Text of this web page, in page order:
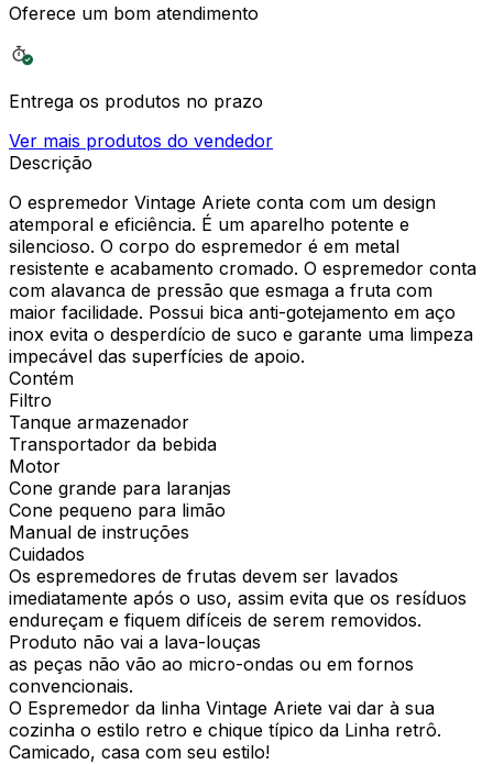
Oferece um bom atendimento
Entrega os produtos no prazo
Ver mais produtos do vendedor
Descrição
O espremedor Vintage Ariete conta com um design
atemporal e eficiência. É um aparelho potente e
silencioso. O corpo do espremedor é em metal
resistente e acabamento cromado. O espremedor conta
com alavanca de pressão que esmaga a fruta com
maior facilidade. Possui bica anti-gotejamento em aço
inox evita o desperdício de suco e garante uma limpeza
impecável das superfícies de apoio.
Contém
Filtro
Tanque armazenador
Transportador da bebida
Motor
Cone grande para laranjas
Cone pequeno para limão
Manual de instruções
Cuidados
Os espremedores de frutas devem ser lavados
imediatamente após o uso, assim evita que os resíduos
endureçam e fiquem difíceis de serem removidos.
Produto não vai a lava-louças
as peças não vão ao micro-ondas ou em fornos
convencionais.
O Espremedor da linha Vintage Ariete vai dar à sua
cozinha o estilo retro e chique típico da Linha retrô.
Camicado, casa com seu estilo!